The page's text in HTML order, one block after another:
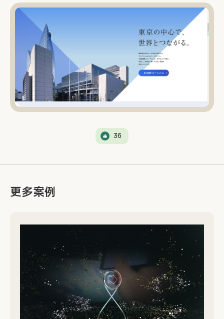
36
更多案例